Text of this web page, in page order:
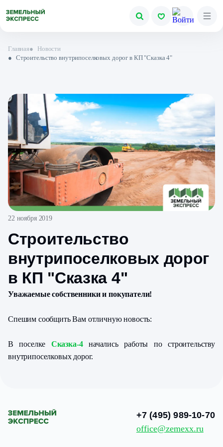
Главная●
Новости
● Cтроительство внутрипоселковых дорог в КП "Сказка 4"
22 ноября 2019
Cтроительство
внутрипоселковых дорог
в КП "Сказка 4"
Уважаемые собственники и покупатели!
Спешим сообщить Вам отличную новость:
В поселке Сказка-4начались работы по строительству
внутрипоселковых дорог.
+7 (495) 989-10-70
office@zemexx.ru